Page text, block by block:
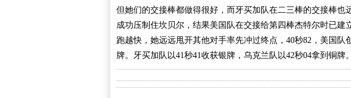
但她们的交接棒都做得很好，而牙买加队在二三棒的交接棒也
成功压制住坎贝尔，结果美国队在交接给第四棒杰特尔时已建
跑越快，她远远甩开其他对手率先冲过终点，40秒82，美国队
牌。牙买加队以41秒41收获银牌，乌克兰队以42秒04拿到铜牌。